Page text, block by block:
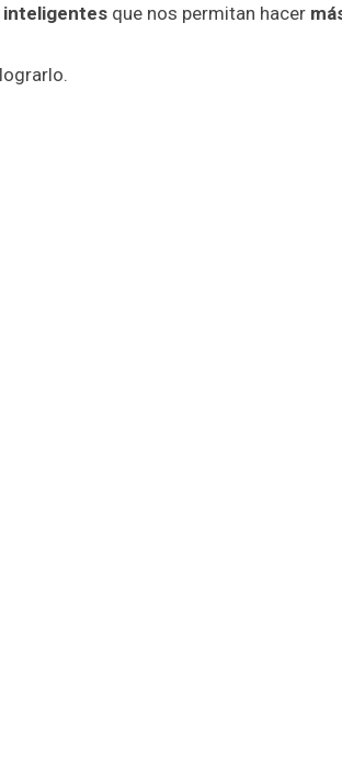
inteligentes que nos permitan hacer